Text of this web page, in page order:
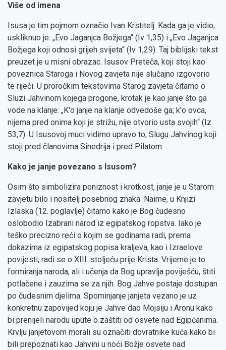
Više od imena
Isusa je tim pojmom označio Ivan Krstitelj. Kada ga je vidio,
uskliknuo je: „Evo Jaganjca Božjega“ (Iv 1,35) i „Evo Jaganjca
Božjega koji odnosi grijeh svijeta“ (Iv 1,29). Taj biblijski tekst
preuzet je u misni obrazac. Isusov Preteča, koji stoji kao
poveznica Staroga i Novog zavjeta nije slučajno izgovorio
te riječi. U proročkim tekstovima Starog zavjeta čitamo o
Sluzi Jahvinom kojega progone, krotak je kao janje što ga
vode na klanje: „K'o janje na klanje odvedoše ga; k'o ovca,
nijema pred onima koji je strižu, nije otvorio usta svojih“ (Iz
53,7). U Isusovoj muci vidimo upravo to, Slugu Jahvinog koji
stoji pred članovima Sinedrija i pred Pilatom.
Kako je janje povezano s Isusom?
Osim što simbolizira poniznost i krotkost, janje je u Starom
zavjetu bilo i nositelj posebnog znaka. Naime, u Knjizi
Izlaska (12. poglavlje) čitamo kako je Bog čudesno
oslobodio Izabrani narod iz egipatskog ropstva. Iako je
teško precizno reći o kojim se godinama radi, prema
dokazima iz egipatskog popisa kraljeva, kao i Izraelove
povijesti, radi se o XIII. stoljeću prije Krista. Vrijeme je to
formiranja naroda, ali i učenja da Bog upravlja poviješću, štiti
potlačene i zauzima se za njih. Bog Jahve postaje dostupan
po čudesnim djelima. Spominjanje janjeta vezano je uz
konkretnu zapovijed koju je Jahve dao Mojsiju i Aronu kako
bi prenijeli narodu upute o zaštiti od osvete nad Egipćanima.
Krvlju janjetovom morali su označiti dovratnike kuća kako bi
bili prepoznati kao Jahvini u noći Božje osvete nad